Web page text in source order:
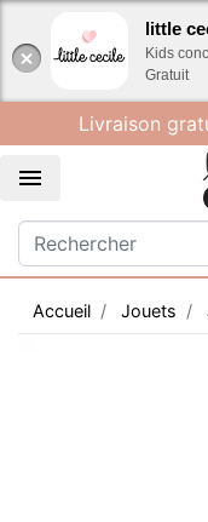
little
Kids
Gratuit
Livraison

Accueil Jouets